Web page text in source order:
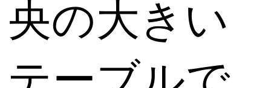
央の大きい